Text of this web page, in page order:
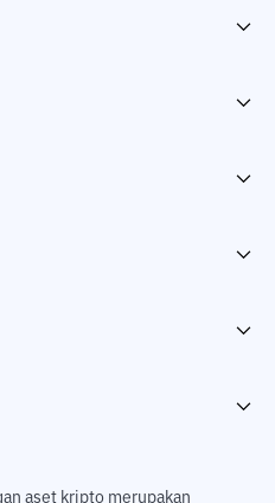
aset kripto merupakan